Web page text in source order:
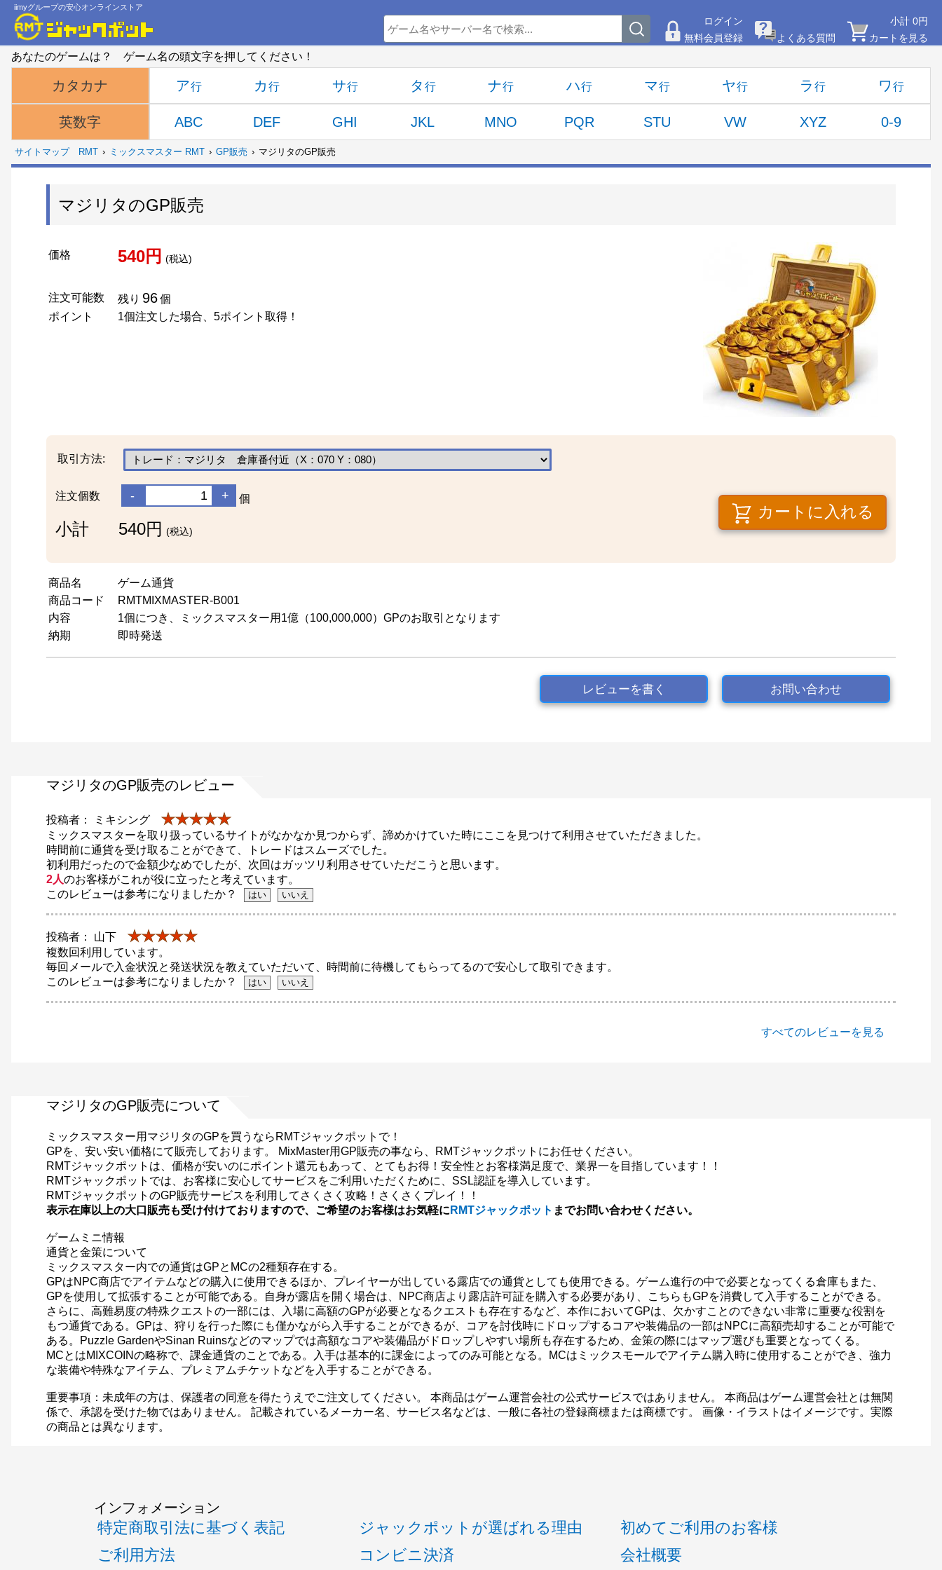
iimyグループの安心オンラインストア
ログイン
無料会員登録
よくある質問
小計 0円
カートを見る
あなたのゲームは？ ゲーム名の頭文字を押してください！
カタカナ
英数字
ア カ サ タ ナ ハ マ ヤ ラ ワ
ABC DEF GHI JKL MNO PQR STU VW XYZ 0-9
サイトマップ RMT ミックスマスター RMT GP販売 マジリタのGP販売
マジリタのGP販売
価格 540円 (税込)
注文可能数 残り 96個
ポイント
1個注文した場合、5ポイント取得！
取引方法:
注文個数 - + 個
小計 540円 (税込)
カートに入れる
商品名
ゲーム通貨
商品コード
RMTMIXMASTER-B001
内容
1個につき、ミックスマスター用1億（100,000,000）GPのお取引となります
納期
即時発送
レビューを書く お問い合わせ
マジリタのGP販売のレビュー
投稿者： ミキシング ★★★★★
ミックスマスターを取り扱っているサイトがなかなか見つからず、諦めかけていた時にここを見つけて利用させていただきました。
時間前に通貨を受け取ることができて、トレードはスムーズでした。
初利用だったので金額少なめでしたが、次回はガッツリ利用させていただこうと思います。
2人のお客様がこれが役に立ったと考えています。
このレビューは参考になりましたか？
投稿者： 山下 ★★★★★
複数回利用しています。
毎回メールで入金状況と発送状況を教えていただいて、時間前に待機してもらってるので安心して取引できます。
このレビューは参考になりましたか？
すべてのレビューを見る
マジリタのGP販売について
ミックスマスター用マジリタのGPを買うならRMTジャックポットで！
GPを、安い安い価格にて販売しております。 MixMaster用GP販売の事なら、RMTジャックポットにお任せください。
RMTジャックポットは、価格が安いのにポイント還元もあって、とてもお得！安全性とお客様満足度で、業界一を目指しています！！
RMTジャックポットでは、お客様に安心してサービスをご利用いただくために、SSL認証を導入しています。
RMTジャックポットのGP販売サービスを利用してさくさく攻略！さくさくプレイ！！
表示在庫以上の大口販売も受け付けておりますので、ご希望のお客様はお気軽に RMTジャックポット までお問い合わせください。
ゲームミニ情報
通貨と金策について
ミックスマスター内での通貨はGPとMCの2種類存在する。
GPはNPC商店でアイテムなどの購入に使用できるほか、プレイヤーが出している露店での通貨としても使用できる。ゲーム進行の中で必要となってくる倉庫もまた、
GPを使用して拡張することが可能である。自身が露店を開く場合は、NPC商店より露店許可証を購入する必要があり、こちらもGPを消費して入手することができる。
さらに、高難易度の特殊クエストの一部には、入場に高額のGPが必要となるクエストも存在するなど、本作においてGPは、欠かすことのできない非常に重要な役割を
もつ通貨である。GPは、狩りを行った際にも僅かながら入手することができるが、コアを討伐時にドロップするコアや装備品の一部はNPCに高額売却することが可能で
ある。Puzzle GardenやSinan Ruinsなどのマップでは高額なコアや装備品がドロップしやすい場所も存在するため、金策の際にはマップ選びも重要となってくる。
MCとはMIXCOINの略称で、課金通貨のことである。入手は基本的に課金によってのみ可能となる。MCはミックスモールでアイテム購入時に使用することができ、強力
な装備や特殊なアイテム、プレミアムチケットなどを入手することができる。
重要事項：未成年の方は、保護者の同意を得たうえでご注文してください。 本商品はゲーム運営会社の公式サービスではありません。 本商品はゲーム運営会社とは無関
係で、承認を受けた物ではありません。 記載されているメーカー名、サービス名などは、一般に各社の登録商標または商標です。 画像・イラストはイメージです。実際
の商品とは異なります。
インフォメーション
特定商取引法に基づく表記 ジャックポットが選ばれる理由
初めてご利用のお客様
ご利用方法
コンビニ決済 会社概要